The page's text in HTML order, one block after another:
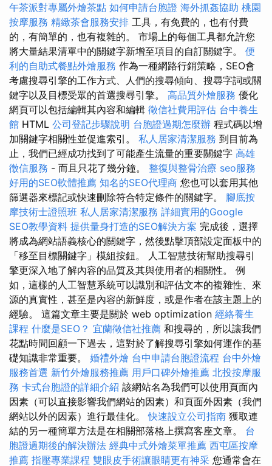
午茶派對專屬外燴茶點 如何申請台胞證 海外抓姦協助 桃園
按摩服務 精緻茶會服務安排 工具，有免費的，也有付費
的，有簡單的，也有複雜的。 市場上的每個工具都允許您
將大量結果清單中的關鍵字新增至項目的自訂關鍵字。 便
利的自助式餐點外燴服務 作為一種網路行銷策略，SEO會
考慮搜尋引擎的工作方式、人們的搜尋傾向、搜尋字詞或關
鍵字以及目標受眾的首選搜尋引擎。 高品質外燴服務 優化
網頁可以包括編輯其內容和編輯 徵信社費用評估 台中養生
館 HTML 公司登記步驟說明 台胞證過期怎麼辦 程式碼以增
加關鍵字相關性並促進索引。 私人居家清潔服務 到目前為
止，我們已經成功找到了可能產生流量的重要關鍵字 高雄
徵信服務 - 而且只花了幾分鐘。 整復與整骨治療 seo服務
好用的SEO軟體推薦 知名的SEO代理商 您也可以套用其他
篩選器來標記或快速刪除符合特定條件的關鍵字。 腳底按
摩技術士證照班 私人居家清潔服務 詳細實用的Google
SEO教學資料 提供量身打造的SEO解決方案 完成後，選擇
將成為網站語義核心的關鍵字，然後點擊頂部設定面板中的
「移至目標關鍵字」模組按鈕。 人工智慧技術幫助搜尋引
擎更深入地了解內容的品質及其與使用者的相關性。 例
如，這樣的人工智慧系統可以識別和評估文本的複雜性、來
源的真實性，甚至是內容的新鮮度，或是作者在該主題上的
經驗。 這篇文章主要是關於 web optimization 經絡養生
課程 什麼是SEO？ 宜蘭徵信社推薦 和搜尋的，所以讓我們
花點時間回顧一下過去，這對於了解搜尋引擎如何運作的基
礎知識非常重要。 婚禮外燴 台中申請台胞證流程 台中外燴
服務首選 新竹外燴服務推薦 用戶口碑外燴推薦 北投按摩服
務 卡式台胞證的詳細介紹 該網站名為我們可以使用頁面內
因素（可以直接影響我們網站的因素）和頁面外因素（我們
網站以外的因素）進行最佳化。快速設立公司指南 獲取連
結的另一種簡單方法是在相關部落格上撰寫客座文章。 台
胞證過期後的解決辦法 經典中式外燴菜單推薦 西屯區按摩
推薦 指壓專業課程 雙眼皮手術讓眼睛更有神采 您通常會在